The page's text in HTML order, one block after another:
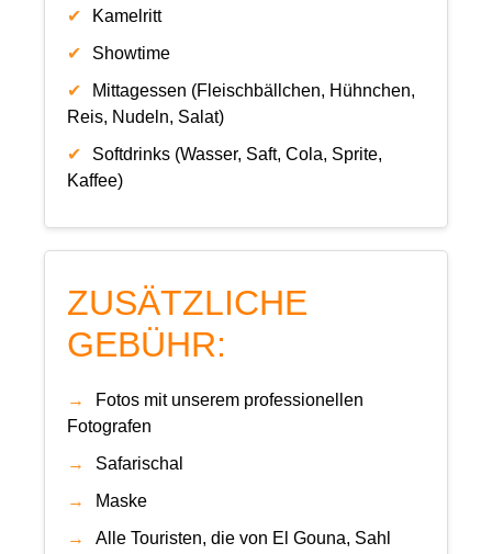
Kamelritt
Showtime
Mittagessen (Fleischbällchen, Hühnchen,
Reis, Nudeln, Salat)
Softdrinks (Wasser, Saft, Cola, Sprite,
Kaffee)
ZUSÄTZLICHE
GEBÜHR:
Fotos mit unserem professionellen
Fotografen
Safarischal
Maske
Alle Touristen, die von El Gouna, Sahl